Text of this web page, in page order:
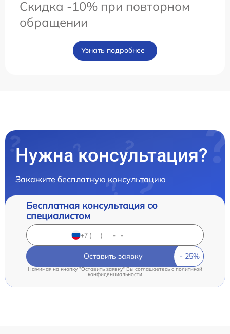
Скидка -10% при повторном
обращении
Узнать подробнее
Нужна консультация?
Закажите бесплатную консультацию
Бесплатная консультация со
специалистом
Оставить заявку
Нажимая на кнопку "Оставить заявку" Вы соглашаетесь cполитикой
конфиденциальности